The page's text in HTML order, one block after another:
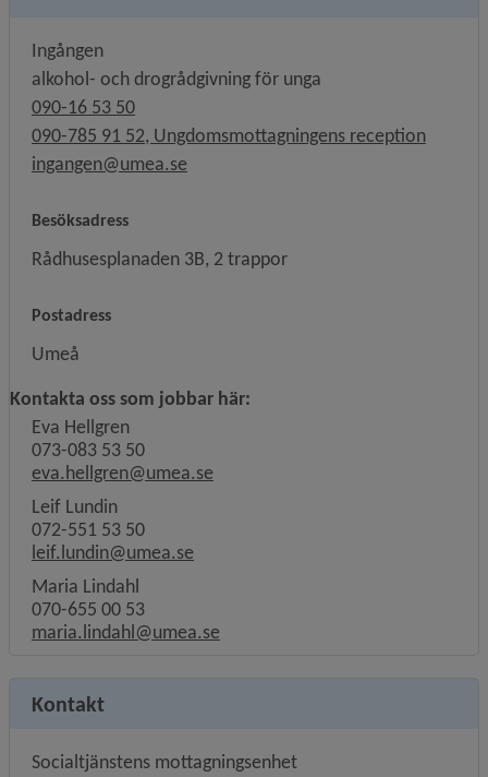
Ingången
alkohol- och drogrådgivning för unga
090-16 53 50
090-785 91 52, Ungdomsmottagningens reception
ingangen@umea.se
Besöksadress
Rådhusesplanaden 3B, 2 trappor
Postadress
Umeå
Kontakta oss som jobbar här:
Eva Hellgren
073-083 53 50
eva.hellgren@umea.se
Leif Lundin
072-551 53 50
leif.lundin@umea.se
Maria Lindahl
070-655 00 53
maria.lindahl@umea.se
Kontakt
Socialtjänstens mottagningsenhet